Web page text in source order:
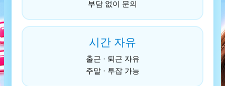
부담 없이 문의
시간 자유
출근 · 퇴근 자유
주말 · 투잡 가능